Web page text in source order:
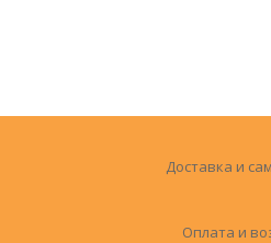
Доставка и
Оплата и